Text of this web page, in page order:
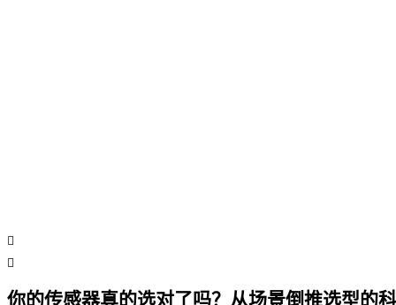
你的传感器真的选对了吗？从场景倒推选型的